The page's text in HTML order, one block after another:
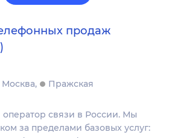
продаж
Москва
Пражская
связи в России. Мы
за пределами базовых услуг: